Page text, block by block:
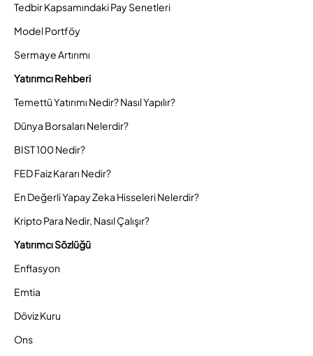
Tedbir Kapsamındaki Pay Senetleri
Model Portföy
Sermaye Artırımı
Yatırımcı Rehberi
Temettü Yatırımı Nedir? Nasıl Yapılır?
Dünya Borsaları Nelerdir?
BIST 100 Nedir?
FED Faiz Kararı Nedir?
En Değerli Yapay Zeka Hisseleri Nelerdir?
Kripto Para Nedir, Nasıl Çalışır?
Yatırımcı Sözlüğü
Enflasyon
Emtia
Döviz Kuru
Ons